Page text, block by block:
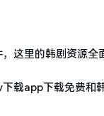
这里的韩剧资源
载app下载免费和